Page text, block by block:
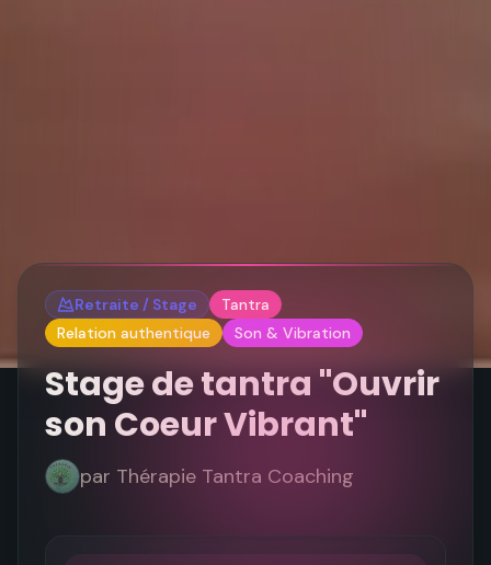
Retraite / Stage
Tantra
Relation authentique
Son & Vibration
Stage de tantra "Ouvrir
son Coeur Vibrant"
par Thérapie Tantra Coaching